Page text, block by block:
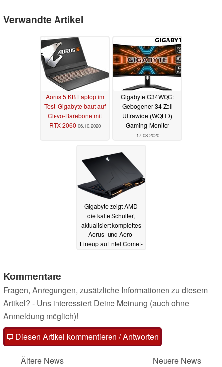
Verwandte Artikel
Aorus 5 KB Laptop im
Test: Gigabyte baut auf
Clevo-Barebone mit
RTX 2060 06.10.2020
Gigabyte G34WQC:
Gebogener 34 Zoll
Ultrawide (WQHD)
Gaming-Monitor
17.08.2020
Gigabyte zeigt AMD
die kalte Schulter,
aktualisiert komplettes
Aorus- und Aero-
Lineup auf Intel Comet-
Kommentare
Fragen, Anregungen, zusätzliche Informationen zu diesem
Artikel? - Uns interessiert Deine Meinung (auch ohne
Anmeldung möglich)!
Diesen Artikel kommentieren / Antworten
Ältere News
Neuere News